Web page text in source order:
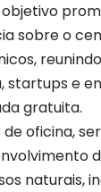
sobre o
startups e
gratuita.
oficina,
naturais,